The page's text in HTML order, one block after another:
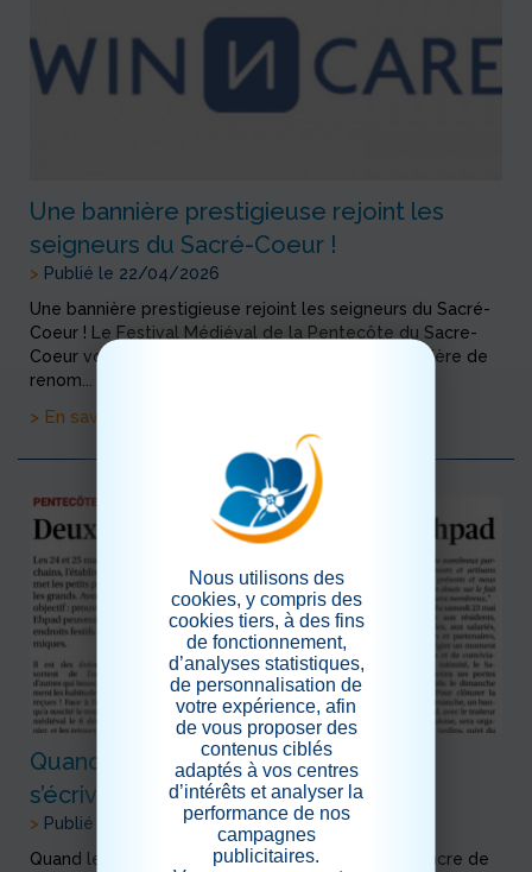
Une bannière prestigieuse rejoint les
seigneurs du Sacré-Coeur !
> Publié le 22/04/2026
Une bannière prestigieuse rejoint les seigneurs du Sacré-
Coeur ! Le Festival Médiéval de la Pentecôte du Sacre-
Coeur voit s’élever à ses côtés une nouvelle bannière de
renom...
> En savoir plus
Quand les Chroniques du Royaume
s’écrivent à l’encre de La Provence !
> Publié le 22/04/2026
Quand les Chroniques du Royaume s’écrivent à l’encre de
Nous utilisons des
cookies, y compris des
cookies tiers, à des fins
de fonctionnement,
d’analyses statistiques,
de personnalisation de
votre expérience, afin
de vous proposer des
contenus ciblés
adaptés à vos centres
d’intérêts et analyser la
performance de nos
campagnes
publicitaires.